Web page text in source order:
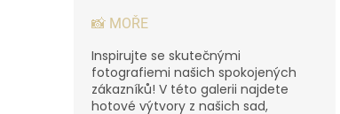
📸 MOŘE
Inspirujte se skutečnými
fotografiemi našich spokojených
zákazníků! V této galerii najdete
hotové výtvory z našich sad,